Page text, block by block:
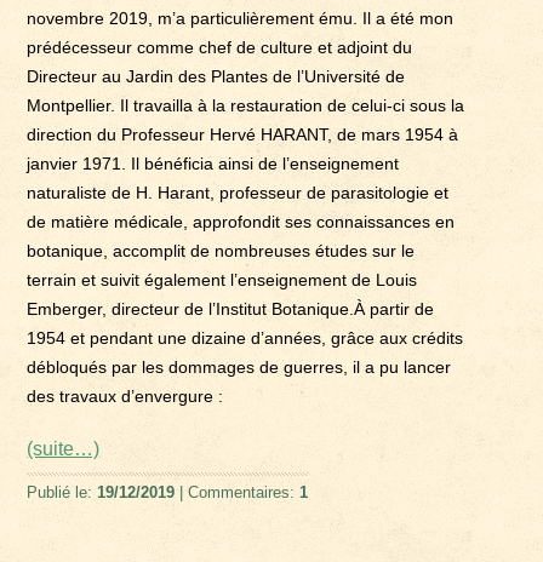
novembre 2019, m’a particulièrement ému. Il a été mon
prédécesseur comme chef de culture et adjoint du
Directeur au Jardin des Plantes de l’Université de
Montpellier. Il travailla à la restauration de celui-ci sous la
direction du Professeur Hervé HARANT, de mars 1954 à
janvier 1971. Il bénéficia ainsi de l’enseignement
naturaliste de H. Harant, professeur de parasitologie et
de matière médicale, approfondit ses connaissances en
botanique, accomplit de nombreuses études sur le
terrain et suivit également l’enseignement de Louis
Emberger, directeur de l’Institut Botanique.À partir de
1954 et pendant une dizaine d’années, grâce aux crédits
débloqués par les dommages de guerres, il a pu lancer
des travaux d’envergure :
(suite…)
Publié le:19/12/2019 | Commentaires:1